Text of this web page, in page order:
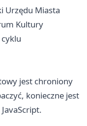
Urzędu Miasta
Kultury
jest chroniony
konieczne jest